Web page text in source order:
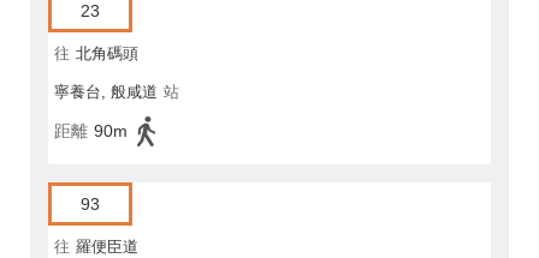
23
往 北角碼頭
寧養台, 般咸道 站
距離 90m
93
往 羅便臣道